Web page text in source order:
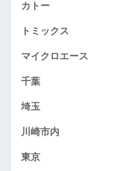
カトー
トミックス
マイクロエース
千葉
埼玉
川崎市内
東京